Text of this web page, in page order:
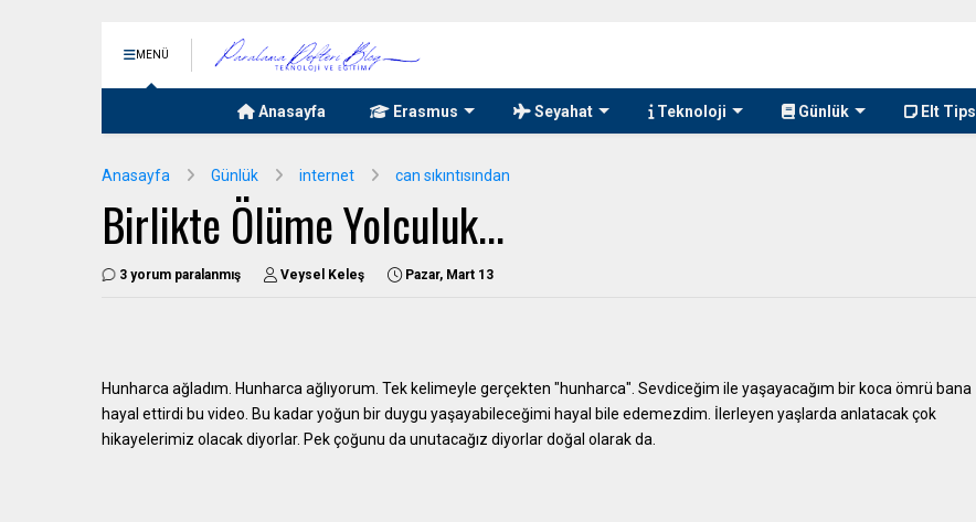
MENÜ
Anasayfa Erasmus Seyahat Teknoloji Günlük Elt Tips
Anasayfa Günlük internet can sıkıntısından
Birlikte Ölüme Yolculuk...
3 yorum paralanmış Veysel Keleş Pazar, Mart 13
Hunharca ağladım. Hunharca ağlıyorum. Tek kelimeyle gerçekten "hunharca". Sevdiceğim ile yaşayacağım bir koca ömrü bana
hayal ettirdi bu video. Bu kadar yoğun bir duygu yaşayabileceğimi hayal bile edemezdim. İlerleyen yaşlarda anlatacak çok
hikayelerimiz olacak diyorlar. Pek çoğunu da unutacağız diyorlar doğal olarak da.